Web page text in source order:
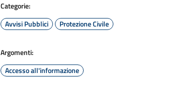
Categorie:
Avvisi Pubblici
Protezione Civile
Argomenti:
Accesso all'informazione